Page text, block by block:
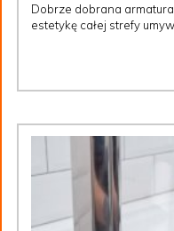
Dobrze dobrana
estetykę całej strefy